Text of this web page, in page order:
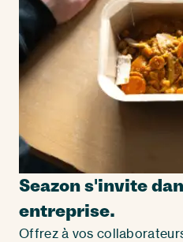
Seazon s'invite
entreprise.
Offrez à vos